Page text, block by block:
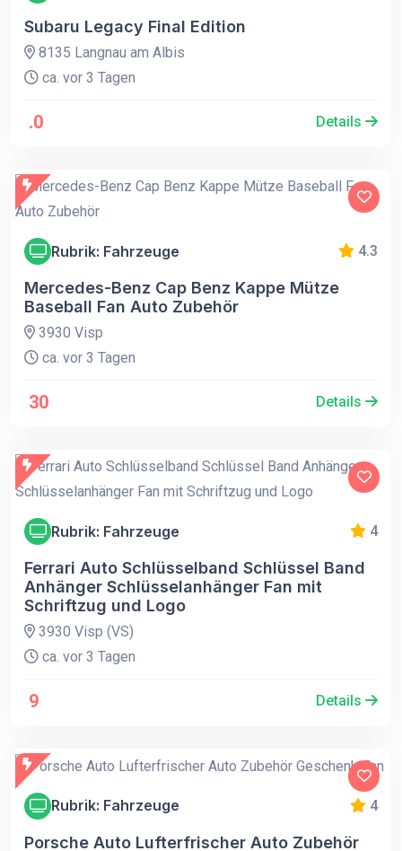
Subaru Legacy Final Edition
8135 Langnau am Albis
ca. vor 3 Tagen
.0 Details
Rubrik: Fahrzeuge 4.3
Mercedes-Benz Cap Benz Kappe Mütze
Baseball Fan Auto Zubehör
3930 Visp
ca. vor 3 Tagen
30 Details
Rubrik: Fahrzeuge 4
Ferrari Auto Schlüsselband Schlüssel Band
Anhänger Schlüsselanhänger Fan mit
Schriftzug und Logo
3930 Visp (VS)
ca. vor 3 Tagen
9 Details
Rubrik: Fahrzeuge 4
Porsche Auto Lufterfrischer Auto Zubehör